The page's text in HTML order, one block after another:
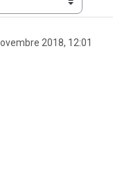
2018, 12:01